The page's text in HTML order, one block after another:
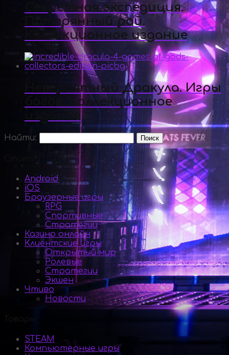
Секретная экспедиция.
Потерянный рай.
Коллекционное издание
Невероятный Дракула. Игры
богов. Коллекционное
издание
Найти:
Android
iOS
Браузерные игры
RPG
Спортивные
Стратегии
Казино онлайн
Клиентские игры
Открытый мир
Ролевые
Стратегии
Экшен
Чтиво
Новости
STEAM
Компьютерные игры